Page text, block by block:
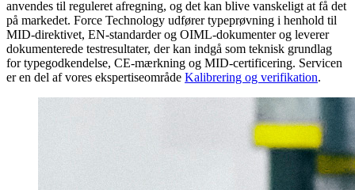
anvendes til reguleret afregning, og det kan blive vanskeligt at få det
på markedet. Force Technology udfører typeprøvning i henhold til
MID-direktivet, EN-standarder og OIML-dokumenter og leverer
dokumenterede testresultater, der kan indgå som teknisk grundlag
for typegodkendelse, CE-mærkning og MID-certificering. Servicen
er en del af vores ekspertiseområde Kalibrering og verifikation.